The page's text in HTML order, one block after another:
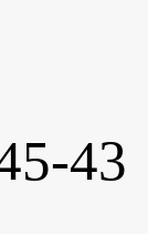
43